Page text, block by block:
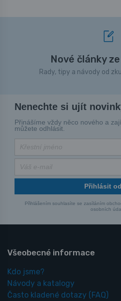
Nové články
Rady, tipy a návody od
Nenechte si ujít
Přinášíme vždy něco nového a
můžete odhlásit.
Přihlásit
Přihlášením souhlasíte se zasíláním
osobních
Všeobecné informace
Kdo jsme?
Návody a katalogy
Často kladené dotazy (FAQ)